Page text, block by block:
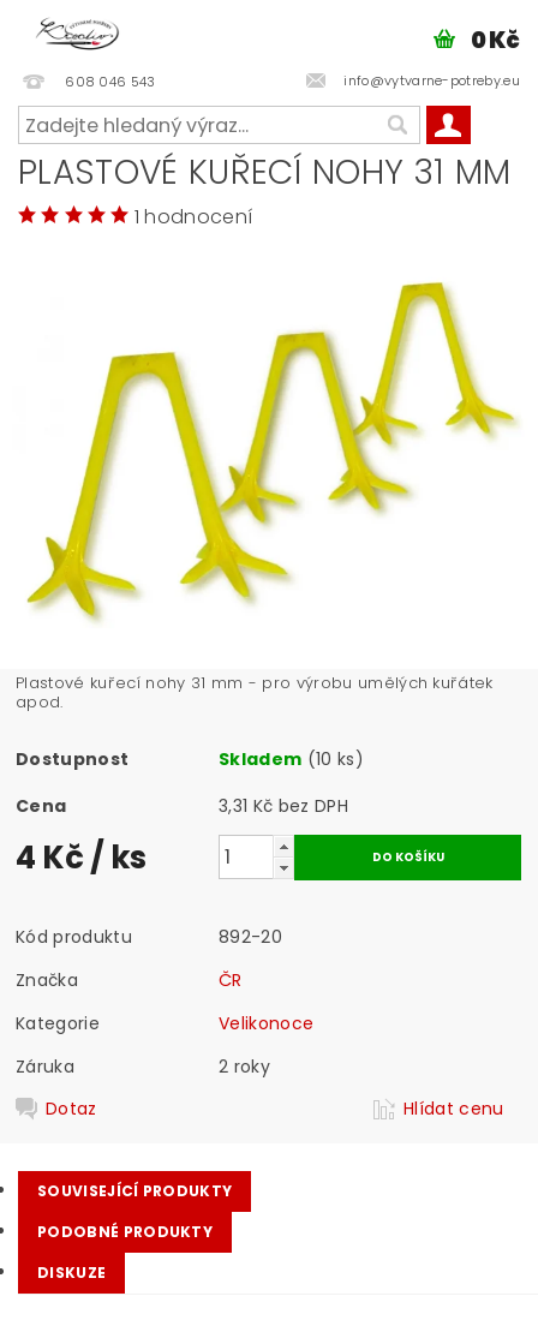
608 046 543 info@vytvarne-potreby.eu
0 Kč
PLASTOVÉ KUŘECÍ NOHY 31 MM
1 hodnocení
Plastové kuřecí nohy 31 mm - pro výrobu umělých kuřátek
apod.
Dostupnost Skladem (10 ks)
Cena
3,31 Kč bez DPH
4 Kč/ ks
Kód produktu
892-20
Značka
ČR
Kategorie
Velikonoce
Záruka
2 roky
Dotaz
Hlídat cenu
SOUVISEJÍCÍ PRODUKTY
PODOBNÉ PRODUKTY
DISKUZE